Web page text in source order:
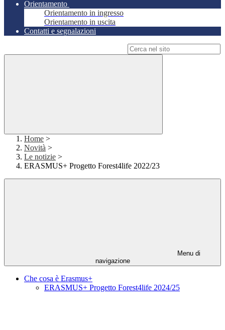
Orientamento
Orientamento in ingresso
Orientamento in uscita
Contatti e segnalazioni
Home >
Novità >
Le notizie >
ERASMUS+ Progetto Forest4life 2022/23
Menu di
navigazione
Che cosa è Erasmus+
ERASMUS+ Progetto Forest4life 2024/25